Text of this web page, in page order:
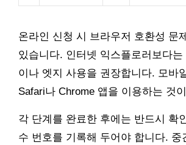
온라인 신청 시 브라우저 호환성 문
있습니다. 인터넷 익스플로러보다는
이나 엣지 사용을 권장합니다. 모바
Safari나 Chrome 앱을 이용하는 것
각 단계를 완료한 후에는 반드시 확
수 번호를 기록해 두어야 합니다. 중